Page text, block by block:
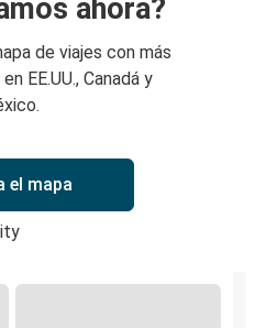
ahora?
de viajes con más
EE.UU., Canadá y
el mapa